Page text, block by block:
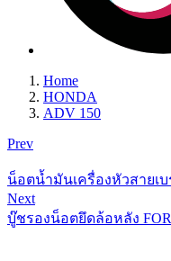
Home
HONDA
ADV 150
Prev
น็อตน้ำมันเครื่องหัวสายเ
Next
บู๊ชรองน็อตยึดล้อหลัง